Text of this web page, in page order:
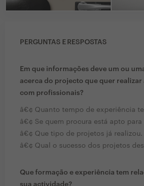
PERGUNTAS E RESPOSTAS
Em que informações deve um ou
acerca do projecto que quer realizar
com profissionais?
â€¢ Quanto tempo de experiência
â€¢ Se quem procura está apto para
â€¢ Que tipo de projetos já realizou.
â€¢ Qual o sucesso dos projetos
Que formação e experiência tem